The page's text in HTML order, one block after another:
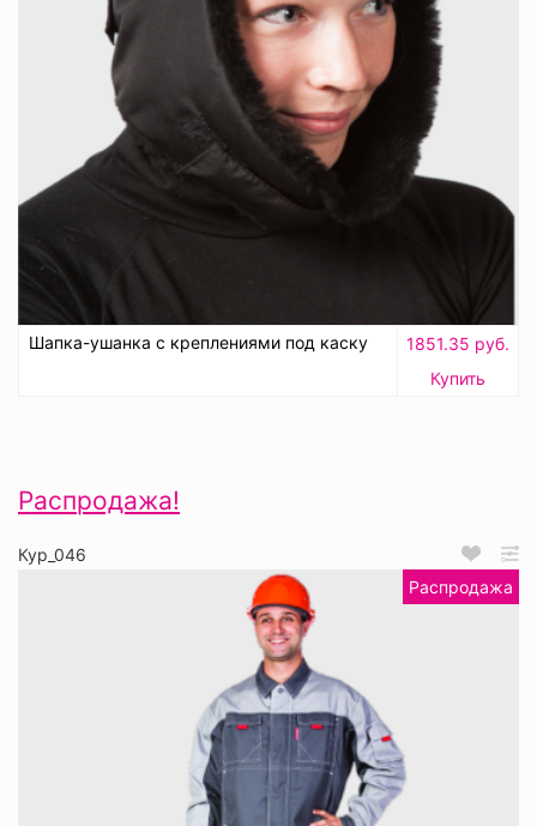
Шапка-ушанка с креплениями под каску
1851.35 руб.
Купить
Распродажа!
Кур_046
Распродажа